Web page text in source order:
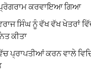
ਕਰਵਾਇਆ ਗਿਆ
ਸਿੰਘ ਨੂੰ ਵੱਖ ਵੱਖ ਖੇਤਰਾਂ
ਕੀਤਾ
ਪ੍ਰਾਪਤੀਆਂ ਕਰਨ ਵਾਲੇ